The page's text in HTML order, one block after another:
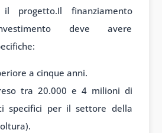
progetto.Il finanziamento
deve avere
a cinque anni.
tra 20.000 e 4 milioni di
specifici per il settore della